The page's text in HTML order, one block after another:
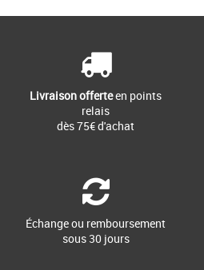
Livraison offerteen points
relais
dès 75€ d'achat
Échange ou remboursement
sous 30 jours